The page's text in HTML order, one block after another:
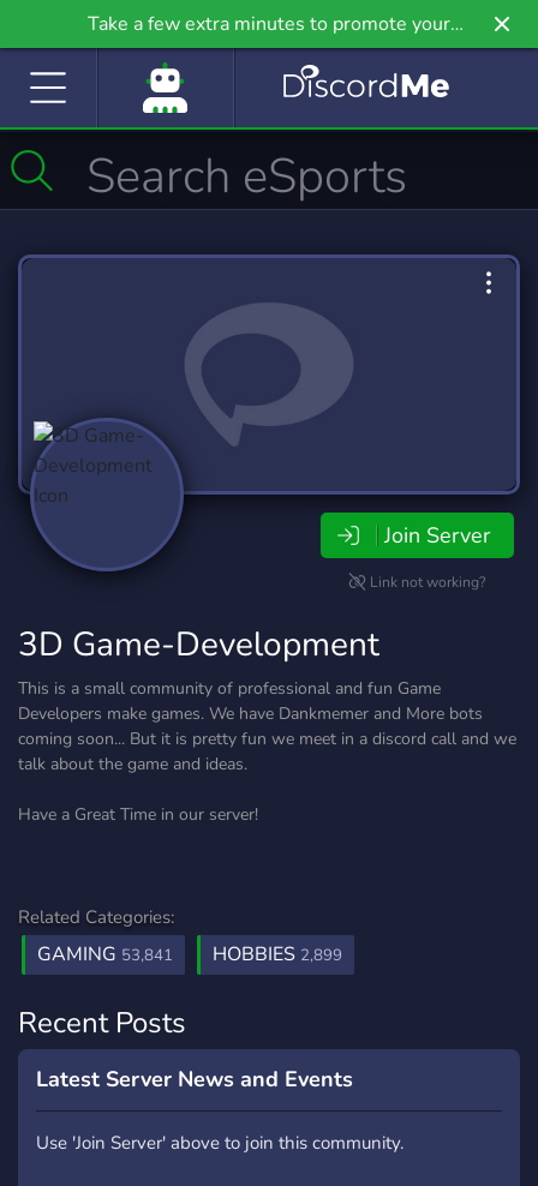
Take a few extra minutes to promote your
community even further on Griv.io, our newest
Join Server
Link not working?
3D Game-Development
This is a small community of professional and fun Game
Developers make games. We have Dankmemer and More bots
coming soon... But it is pretty fun we meet in a discord call and we
talk about the game and ideas.
Have a Great Time in our server!
Related Categories:
GAMING 53,841 HOBBIES 2,899
Recent Posts
Latest Server News and Events
Use 'Join Server' above to join this community.